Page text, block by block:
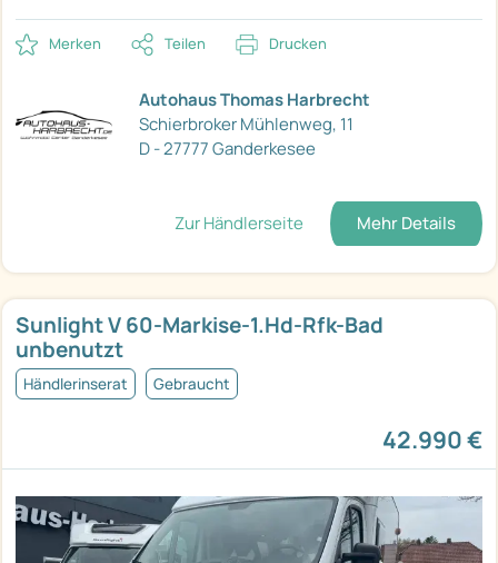
Merken Teilen Drucken
Autohaus Thomas Harbrecht
Schierbroker Mühlenweg, 11
D - 27777 Ganderkesee
Zur Händlerseite Mehr Details
Sunlight V 60-Markise-1.Hd-Rfk-Bad
unbenutzt
Händlerinserat Gebraucht
42.990 €